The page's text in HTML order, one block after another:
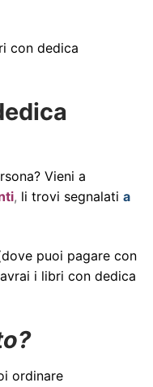
con dedica
Vieni a
, li trovi segnalati a
puoi pagare con
i libri con dedica
ordinare